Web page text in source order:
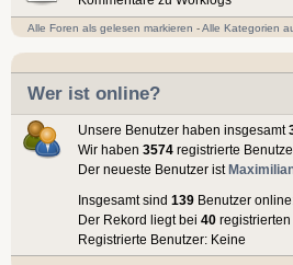
Alle Foren als gelesen markieren -Alle Kategorien
Wer ist online?
Unsere Benutzer haben insgesamt
Wir haben 3574 registrierte
Der neueste Benutzer ist
Insgesamt sind 139 Benutzer
Der Rekord liegt bei 40
Registrierte Benutzer: Keine